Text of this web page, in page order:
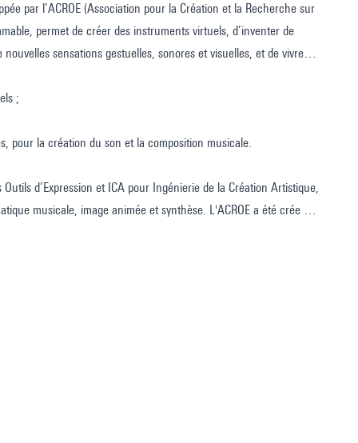
par l’ACROE (Association pour la Création et la Recherche sur
permet de créer des instruments virtuels, d’inventer de
sensations gestuelles, sonores et visuelles, et de vivre
;
pour la création du son et la composition musicale.
d’Expression et ICA pour Ingénierie de la Création Artistique,
musicale, image animée et synthèse. L'ACROE a été crée en